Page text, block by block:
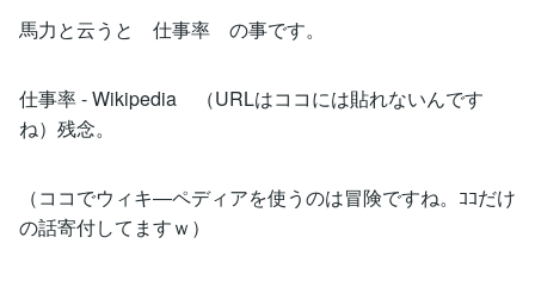
馬力と云うと 仕事率 の事です。
仕事率 - Wikipedia （URLはココには貼れないんです
ね）残念。
（ココでウィキ―ペディアを使うのは冒険ですね。ｺｺだけ
の話寄付してますｗ）